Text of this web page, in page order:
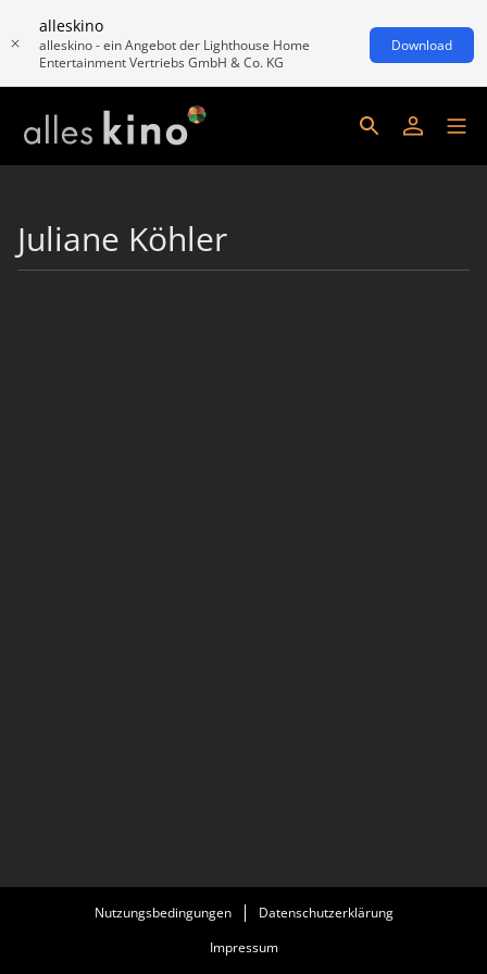
alleskino
alleskino - ein Angebot der Lighthouse Home
Entertainment Vertriebs GmbH & Co. KG
Download
Juliane Köhler
Nutzungsbedingungen
Datenschutzerklärung
Impressum